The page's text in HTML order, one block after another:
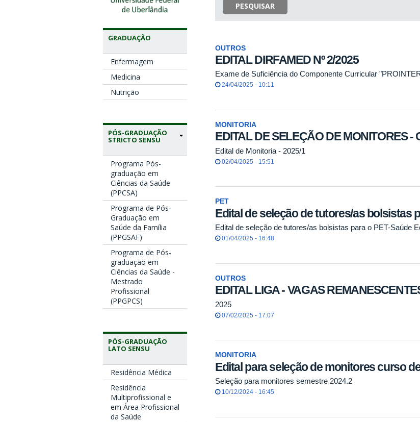
GRADUAÇÃO
Enfermagem
Medicina
Nutrição
PÓS-GRADUAÇÃO
STRICTO SENSU
Programa Pós-
graduação em
Ciências da Saúde
(PPCSA)
Programa de Pós-
Graduação em
Saúde da Família
(PPGSAF)
Programa de Pós-
graduação em
Ciências da Saúde -
Mestrado
Profissional
(PPGPCS)
PÓS-GRADUAÇÃO
LATO SENSU
Residência Médica
Residência
Multiprofissional e
em Área Profissional
da Saúde
PESQUISAR
OUTROS
EDITAL DIRFAMED Nº 2/2025
Exame de Suficiência do Componente Curricular
24/04/2025 - 10:11
MONITORIA
EDITAL DE SELEÇÃO DE MONITORES -
Edital de Monitoria - 2025/1
02/04/2025 - 15:51
PET
Edital de seleção de tutores/as bolsistas
Edital de seleção de tutores/as bolsistas para o PET-Saúde
01/04/2025 - 16:48
OUTROS
EDITAL LIGA - VAGAS
2025
07/02/2025 - 17:07
MONITORIA
Edital para seleção de monitores curso
Seleção para monitores semestre 2024.2
10/12/2024 - 16:45